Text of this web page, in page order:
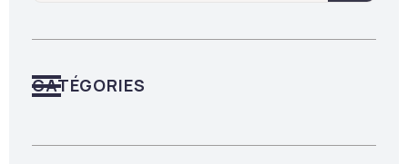
CATÉGORIES